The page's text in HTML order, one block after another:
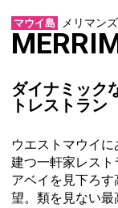
マウイ島 メリマン
ダイナミック
トレストラン
ウエストマウイ
建つ一軒家レス
アベイを見下ろ
望。類を見ない